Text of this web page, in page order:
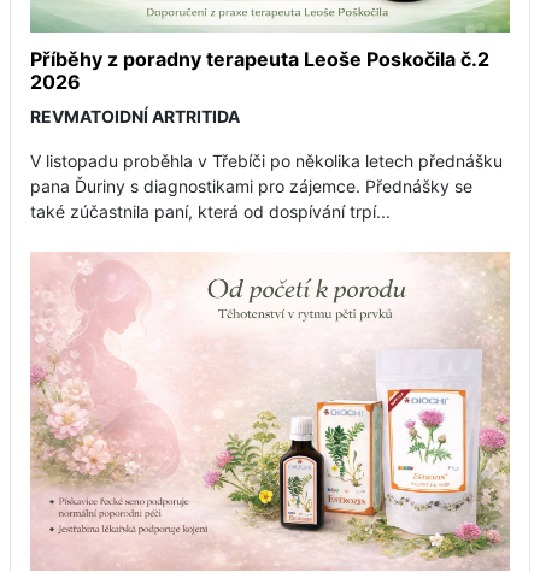
Příběhy z poradny terapeuta Leoše Poskočila č.2
2026
REVMATOIDNÍ ARTRITIDA
V listopadu proběhla v Třebíči po několika letech přednášku
pana Ďuriny s diagnostikami pro zájemce. Přednášky se
také zúčastnila paní, která od dospívání trpí...